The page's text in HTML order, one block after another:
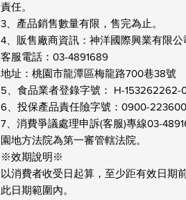
責任。
3、產品銷售數量有限，售完為止。
4、販售廠商資訊：神洋國際興業有限公
客服電話：03-4891689
地址：桃園市龍潭區梅龍路700巷38號
5、食品業者登錄字號： H-153262262-
6、投保產品責任險字號：0900-
7、消費爭議處理申訴(客服)專線03-
園地方法院為第一審管轄法院。
※效期說明※
以消費者收受日起算，至少距有效日期
此日期範圍內。